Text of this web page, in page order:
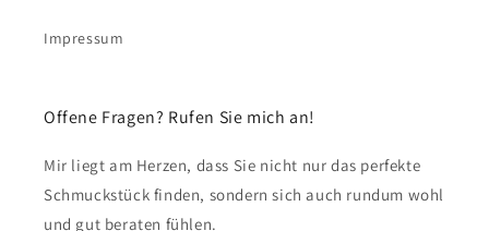
Impressum
Offene Fragen? Rufen Sie mich an!
Mir liegt am Herzen, dass Sie nicht nur das perfekte
Schmuckstück finden, sondern sich auch rundum wohl
und gut beraten fühlen.